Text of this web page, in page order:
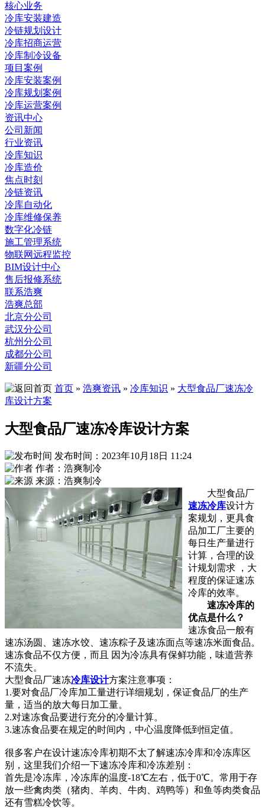
核心业务
冷库安装建造
冷链规划设计
冷库招商运营
冷库制冷设备
项目案例
冷库安装案例
冷库规划案例
冷库运营案例
资讯中心
公司新闻
行业资讯
冷库知识
冷库造价
焦点时刻
冷链资讯
冷库自动化
冷库维修保养
数字化冷链
施工管理系统
物联网远程监控
BIM设计中心
售后报修系统
联系浩爽
浩爽总部
北京分公司
武汉分公司
杭州分公司
成都分公司
新疆分公司
首页 » 浩爽资讯 » 冷库知识 » 大型食品厂速冻冷
库设计方案
大型食品厂速冻冷库设计方案
发布时间：2023年10月18日 11:24
作者：浩爽制冷
来源：浩爽制冷
大型食品厂
速冻冷库设计方
案规划，更具食
品加工厂主要的
每日生产量进行
计算，合理的设
计规划需求 ，大
程度的保证速冻
冷库的效率。
速冻冷库的
优点是什么？
速冻食品一般有
速冻汤圆、速冻水饺、速冻粽子及速冻面点等速冻米面食品。
速冻食品不仅方便，而且 因为冷冻具有保鲜功能，味道营养
不流失。
大型食品厂速冻冷库设计方案注意事项：
1.要对食品厂冷库加工量进行详细规划，保证食品厂的生产
量，适当的放大每日加工量。
2.对速冻食品要进行充分的冷量计算。
3.速冻食品要在规定的时间内，中心温度降低到恒定值。
很多客户在设计速冻冷库初期不太了解速冻冷库和冷冻库区
别，这里我们介绍一下速冻冷库和冷冻差别：
首先是冷冻库，冷冻库的温度-18℃左右，低于0℃。常用于存
放一些禽肉类（猪肉、羊肉、牛肉、鸡鸭等）和鱼等肉类食品
还有雪糕冷饮等。